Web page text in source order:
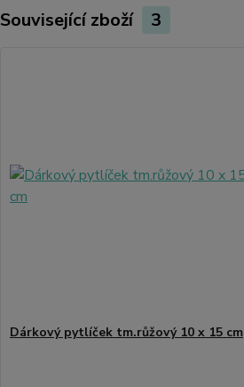
Související zboží 3
Dárkový pytlíček tm.růžový 10 x 15 cm